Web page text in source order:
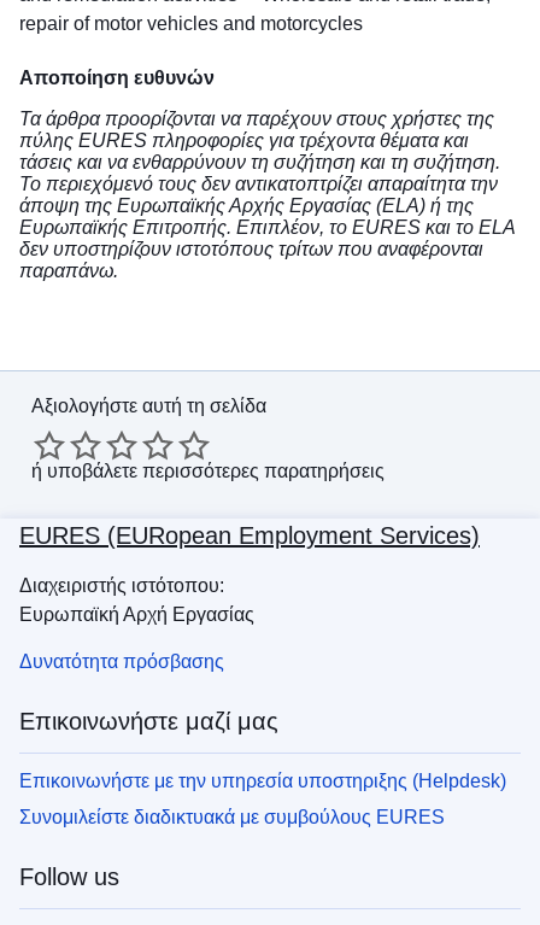
repair of motor vehicles and motorcycles
Αποποίηση ευθυνών
Τα άρθρα προορίζονται να παρέχουν στους χρήστες της
πύλης EURES πληροφορίες για τρέχοντα θέματα και
τάσεις και να ενθαρρύνουν τη συζήτηση και τη συζήτηση.
Το περιεχόμενό τους δεν αντικατοπτρίζει απαραίτητα την
άποψη της Ευρωπαϊκής Αρχής Εργασίας (ELA) ή της
Ευρωπαϊκής Επιτροπής. Επιπλέον, το EURES και το ELA
δεν υποστηρίζουν ιστοτόπους τρίτων που αναφέρονται
παραπάνω.
Αξιολογήστε αυτή τη σελίδα
ή υποβάλετε περισσότερες παρατηρήσεις
EURES (EURopean Employment Services)
Διαχειριστής ιστότοπου:
Ευρωπαϊκή Αρχή Εργασίας
Δυνατότητα πρόσβασης
Επικοινωνήστε μαζί μας
Επικοινωνήστε με την υπηρεσία υποστηριξης (Helpdesk)
Συνομιλείστε διαδικτυακά με συμβούλους EURES
Follow us